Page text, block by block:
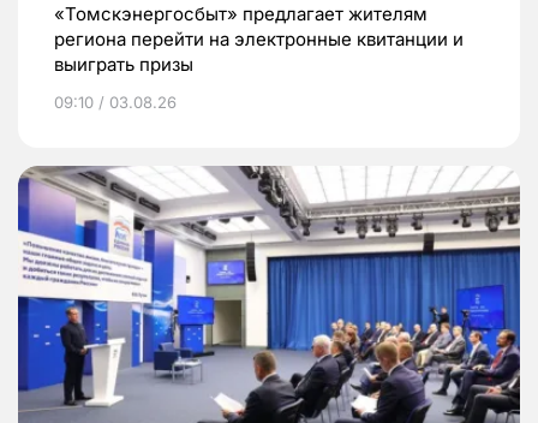
«Томскэнергосбыт» предлагает жителям
региона перейти на электронные квитанции и
выиграть призы
09:10 / 03.08.26